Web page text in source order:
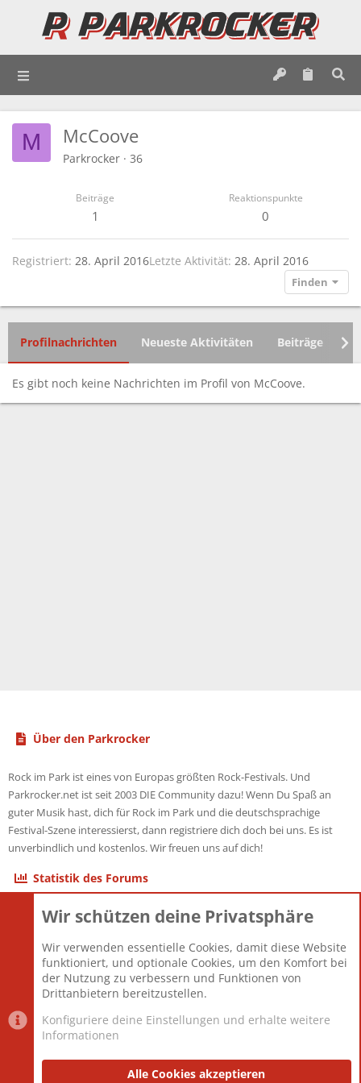
M McCoove
Parkrocker · 36
Beiträge
1
Reaktionspunkte
0
Registriert 28. April 2016Letzte Aktivität 28. April 2016
Finden
Profilnachrichten Neueste Aktivitäten Beiträge
Es gibt noch keine Nachrichten im Profil von McCoove.
Über den Parkrocker
Rock im Park ist eines von Europas größten Rock-Festivals. Und
Parkrocker.net ist seit 2003 DIE Community dazu! Wenn Du Spaß an
guter Musik hast, dich für Rock im Park und die deutschsprachige
Festival-Szene interessierst, dann registriere dich doch bei uns. Es ist
unverbindlich und kostenlos. Wir freuen uns auf dich!
Statistik des Forums
Themen
Mitglieder
12.427
Neuestes Mitglied
Berlin
Datenschutzerklärung Impressum
Wir schützen deine Privatsphäre
Wir verwenden essentielle Cookies, damit diese Website
funktioniert, und optionale Cookies, um den Komfort bei
der Nutzung zu verbessern und Funktionen von
Drittanbietern bereitzustellen.
Konfiguriere deine Einstellungen und erhalte weitere
Informationen
Alle Cookies akzeptieren